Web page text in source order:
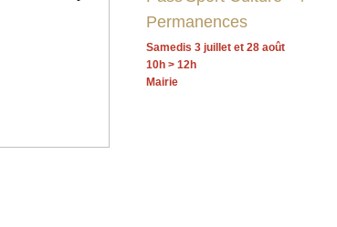
Permanences
Samedis 3 juillet et 28 août
10h > 12h
Mairie